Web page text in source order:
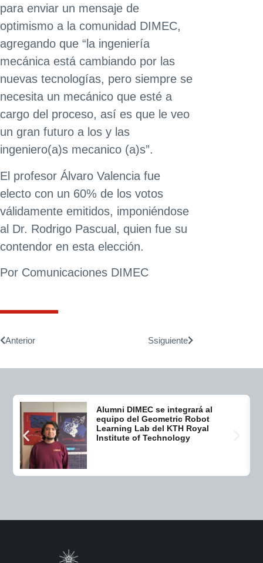
para enviar un mensaje de
optimismo a la comunidad DIMEC,
agregando que “la ingeniería
mecánica está cambiando por las
nuevas tecnologías, pero siempre se
necesita un mecánico que esté a
cargo del proceso, así es que le veo
un gran futuro a los y las
ingeniero(a)s mecanico (a)s”.
El profesor Álvaro Valencia fue
electo con un 60% de los votos
válidamente emitidos, imponiéndose
al Dr. Rodrigo Pascual, quien fue su
contendor en esta elección.
Por Comunicaciones DIMEC
Anterior Ssiguiente
Alumni DIMEC se integrará al
equipo del Geometric Robot
Learning Lab del KTH Royal
Institute of Technology